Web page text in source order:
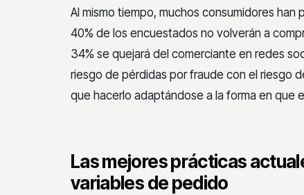
Al mismo tiempo, muchos consumidores han
40% de los encuestados no volverán a
34% se quejará del comerciante en redes
riesgo de pérdidas por fraude con el riesgo
que hacerlo adaptándose a la forma en que
Las mejores prácticas
variables de pedido